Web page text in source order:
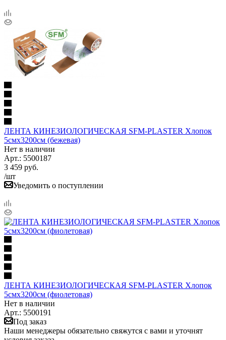
ЛЕНТА КИНЕЗИОЛОГИЧЕСКАЯ SFM-PLASTER Хлопок
5смх3200см (бежевая)
Нет в наличии
Арт.: 5500187
3 459 руб.
/шт
Уведомить о поступлении
ЛЕНТА КИНЕЗИОЛОГИЧЕСКАЯ SFM-PLASTER Хлопок
5смх3200см (фиолетовая)
Нет в наличии
Арт.: 5500191
Под заказ
Наши менеджеры обязательно свяжутся с вами и уточнят